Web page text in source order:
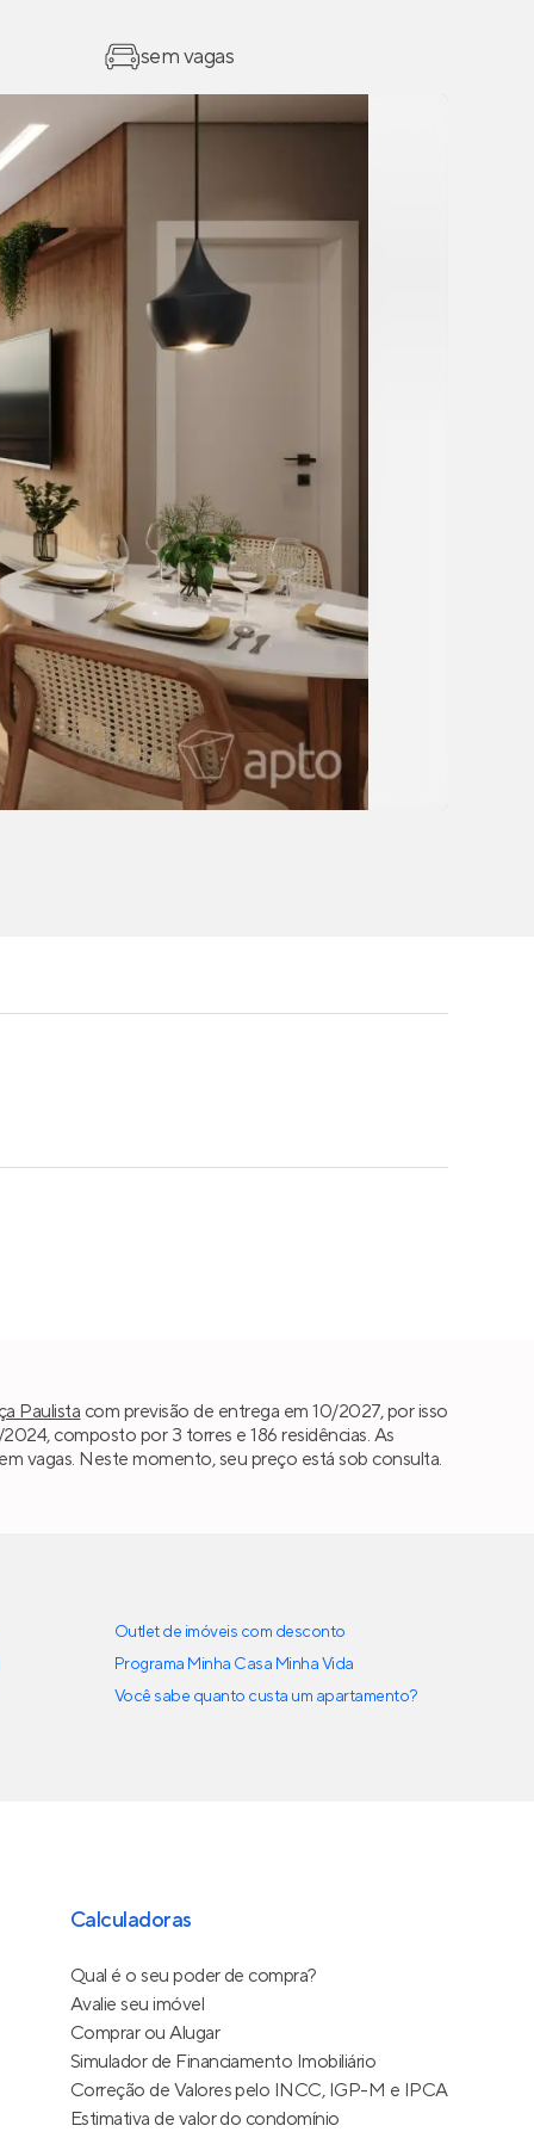
sem vagas
Paulista com previsão de entrega em 10/2027, por isso
composto por 3 torres e 186 residências. As
vagas. Neste momento, seu preço está sob consulta.
Outlet de imóveis com desconto
Programa Minha Casa Minha Vida
Você sabe quanto custa um apartamento?
Calculadoras
Qual é o seu poder de compra?
Avalie seu imóvel
Comprar ou Alugar
Simulador de Financiamento Imobiliário
Correção de Valores pelo INCC, IGP-M e IPCA
Estimativa de valor do condomínio